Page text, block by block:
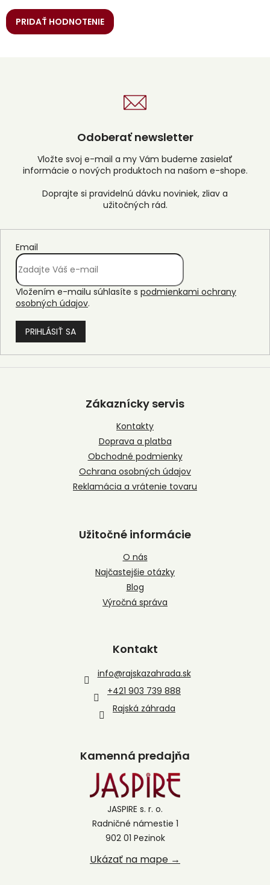
PRIDAŤ HODNOTENIE
Odoberať newsletter
Vložte svoj e-mail a my Vám budeme zasielať
informácie o nových produktoch na našom e-shope.
Email
Vložením e-mailu súhlasíte s podmienkami ochrany
osobných údajov.
PRIHLÁSIŤ SA
Z
Zákaznícky servis
Kontakty
Doprava a platba
Obchodné podmienky
Ochrana osobných údajov
Reklamácia a vrátenie tovaru
Užitočné informácie
O nás
Najčastejšie otázky
Blog
Výročná správa
Kontakt
info@rajskazahrada.sk
+421 903 739 888
Rajská záhrada
Kamenná predajňa
JASPIRE s. r. o.
Radničné námestie 1
902 01 Pezinok
Ukázať na mape →